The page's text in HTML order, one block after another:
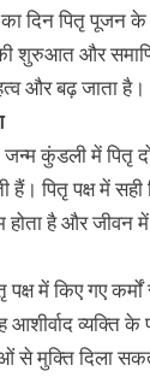
का दिन पितृ पूजन
शुरुआत और समाप्ति
और बढ़ जाता है।
कुंडली में पितृ
पितृ पक्ष में सही
है और जीवन
पक्ष में किए गए
आशीर्वाद व्यक्ति
से मुक्ति दिला